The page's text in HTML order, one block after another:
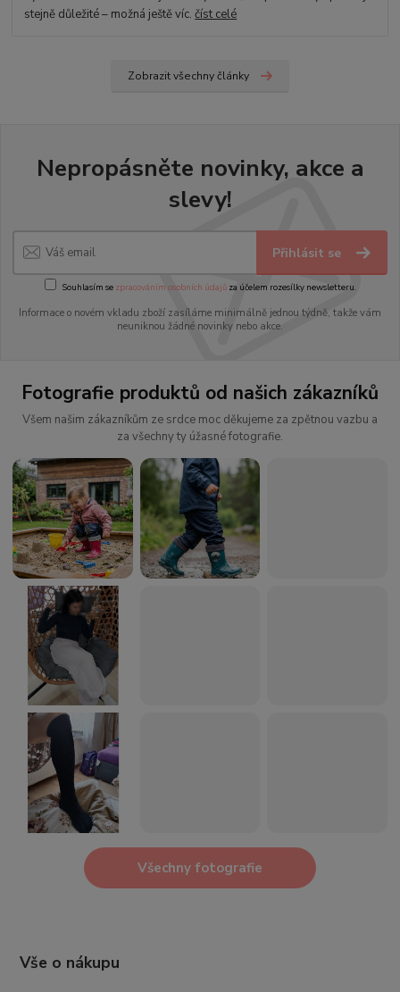
stejně důležité – možná ještě víc.číst celé
Zobrazit všechny články
Nepropásněte novinky, akce a
slevy!
Přihlásit se
Souhlasím se zpracováním osobních údajůza účelem rozesílky newsletteru.
Informace o novém vkladu zboží zasíláme minimálně jednou týdně, takže vám
neuniknou žádné novinky nebo akce.
Fotografie produktů od našich zákazníků
Všem našim zákazníkům ze srdce moc děkujeme za zpětnou vazbu a
za všechny ty úžasné fotografie.
Všechny fotografie
Vše o nákupu